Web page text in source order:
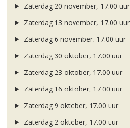
Zaterdag 20 november, 17.00 uur
Zaterdag 13 november, 17.00 uur
Zaterdag 6 november, 17.00 uur
Zaterdag 30 oktober, 17.00 uur
Zaterdag 23 oktober, 17.00 uur
Zaterdag 16 oktober, 17.00 uur
Zaterdag 9 oktober, 17.00 uur
Zaterdag 2 oktober, 17.00 uur